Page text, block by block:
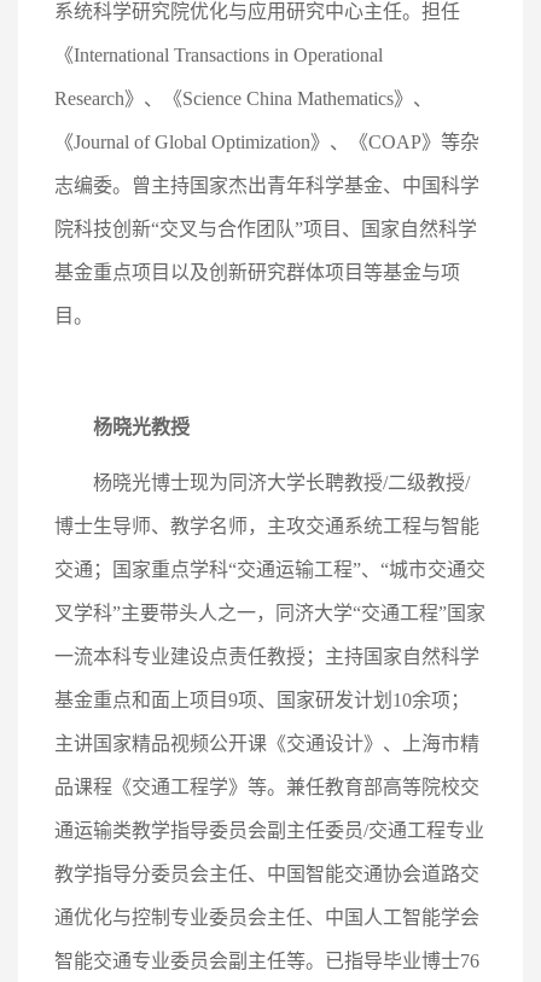
系统科学研究院优化与应用研究中心主任。担任
《International Transactions in Operational
Research》、《Science China Mathematics》、
《Journal of Global Optimization》、《COAP》等杂
志编委。曾主持国家杰出青年科学基金、中国科学
院科技创新“交叉与合作团队”项目、国家自然科学
基金重点项目以及创新研究群体项目等基金与项
目。
杨晓光教授
杨晓光博士现为同济大学长聘教授/二级教授/
博士生导师、教学名师，主攻交通系统工程与智能
交通；国家重点学科“交通运输工程”、“城市交通交
叉学科”主要带头人之一，同济大学“交通工程”国家
一流本科专业建设点责任教授；主持国家自然科学
基金重点和面上项目9项、国家研发计划10余项；
主讲国家精品视频公开课《交通设计》、上海市精
品课程《交通工程学》等。兼任教育部高等院校交
通运输类教学指导委员会副主任委员/交通工程专业
教学指导分委员会主任、中国智能交通协会道路交
通优化与控制专业委员会主任、中国人工智能学会
智能交通专业委员会副主任等。已指导毕业博士76